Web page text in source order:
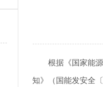
根据《国家能
知》（国能发安全